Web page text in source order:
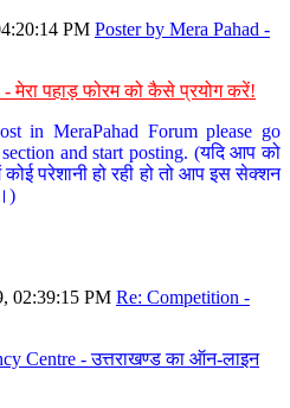
PM Poster by Mera Pahad -
मेरा पहाड़ फोरम को कैसे प्रयोग करें!
in MeraPahad Forum please go
and start posting. (यदि आप को
परेशानी हो रही हो तो आप इस सेक्शन
02:39:15 PM Re: Competition -
Centre - उत्तराखण्ड का ऑन-लाइन